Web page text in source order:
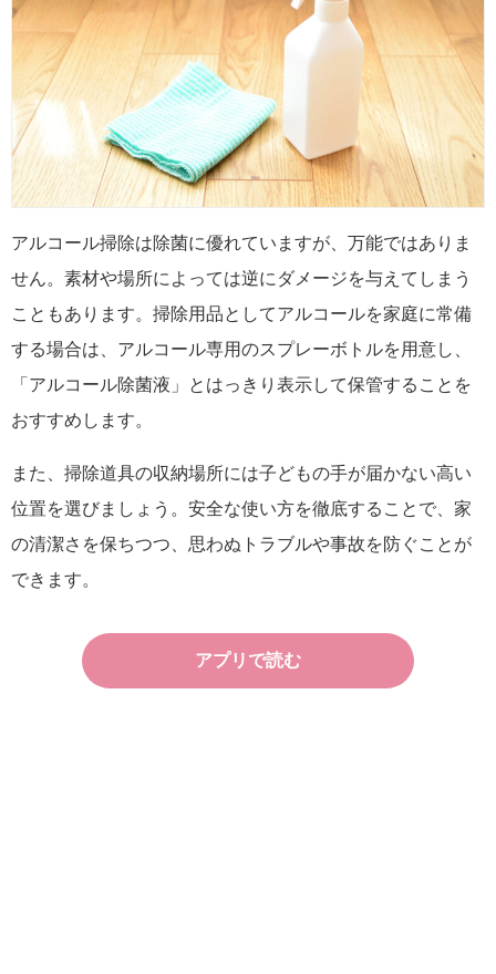
アルコール掃除は除菌に優れていますが、万能ではありま
せん。素材や場所によっては逆にダメージを与えてしまう
こともあります。掃除用品としてアルコールを家庭に常備
する場合は、アルコール専用のスプレーボトルを用意し、
「アルコール除菌液」とはっきり表示して保管することを
おすすめします。
また、掃除道具の収納場所には子どもの手が届かない高い
位置を選びましょう。安全な使い方を徹底することで、家
の清潔さを保ちつつ、思わぬトラブルや事故を防ぐことが
できます。
アプリで読む